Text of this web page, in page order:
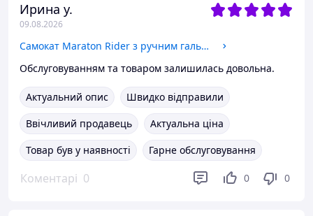
Ирина у.
09.08.2026
Самокат Maraton Rider з ручним гальмом і амортизатором бузковий
Обслуговуванням та товаром залишилась довольна.
Актуальний опис
Швидко відправили
Ввічливий продавець
Актуальна ціна
Товар був у наявності
Гарне обслуговування
Коментарі 0 0 0